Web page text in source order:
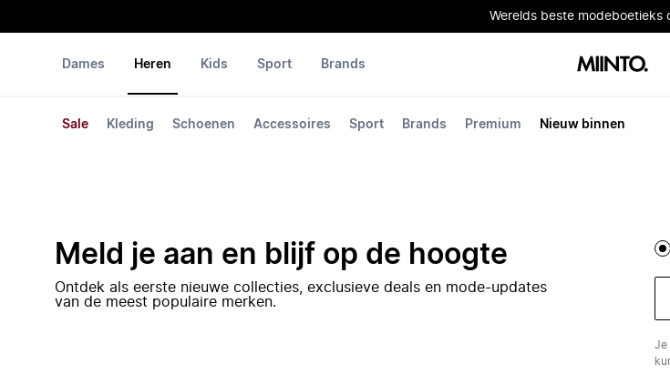
Werelds beste modeboetieks
Dames Heren
Sale Kleding Schoenen Accessoires Sport Brands Premium Nieuw binnen
Kids Sport Brands
Meld je aan en blijf op de hoogte
Ontdek als eerste nieuwe collecties, exclusieve deals en mode-updates
van de meest populaire merken.
Je